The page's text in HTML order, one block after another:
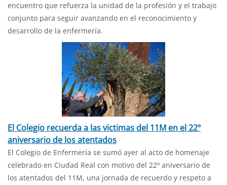
encuentro que refuerza la unidad de la profesión y el trabajo
conjunto para seguir avanzando en el reconocimiento y
desarrollo de la enfermería.
El Colegio recuerda a las victimas del 11M en el 22º
aniversario de los atentados
El Colegio de Enfermería se sumó ayer al acto de homenaje
celebrado en Ciudad Real con motivo del 22º aniversario de
los atentados del 11M, una jornada de recuerdo y respeto a